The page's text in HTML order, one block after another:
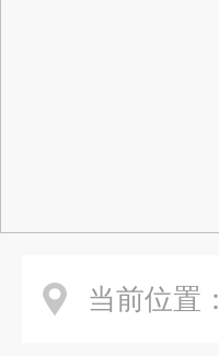
当前位置：